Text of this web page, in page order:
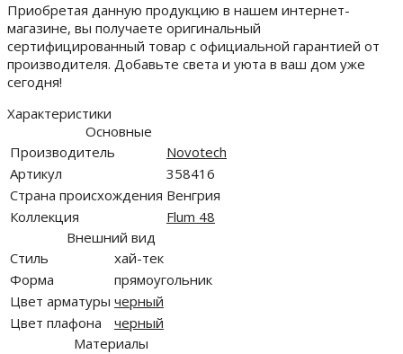
Приобретая данную продукцию в нашем интернет-
магазине, вы получаете оригинальный
сертифицированный товар с официальной гарантией от
производителя. Добавьте света и уюта в ваш дом уже
сегодня!
Характеристики
Основные
Производитель
Novotech
Артикул
358416
Страна происхождения Венгрия
Коллекция
Flum 48
Внешний вид
Стиль
хай-тек
Форма
прямоугольник
Цвет арматуры черный
Цвет плафона
черный
Материалы